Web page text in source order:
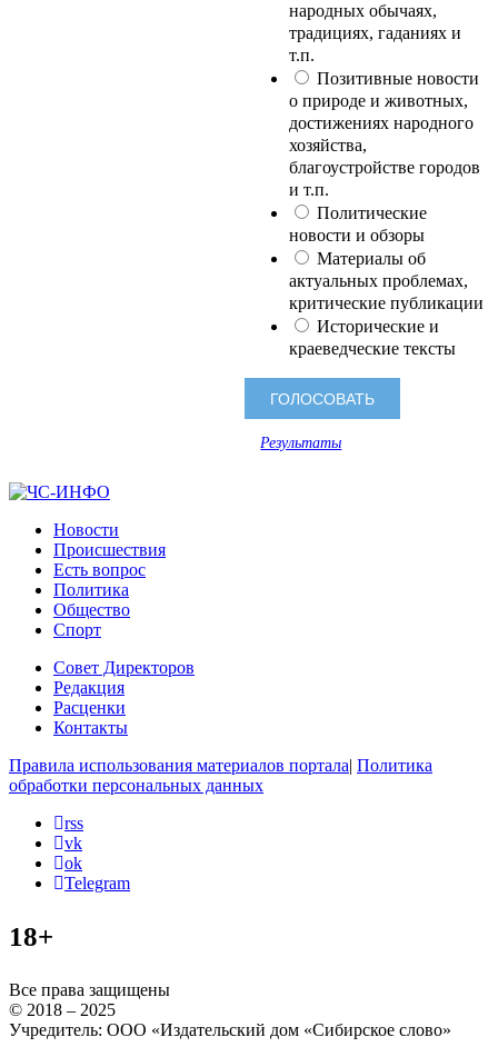
народных обычаях,
традициях, гаданиях и
т.п.
Позитивные новости
о природе и животных,
достижениях народного
хозяйства,
благоустройстве городов
и т.п.
Политические
новости и обзоры
Материалы об
актуальных проблемах,
критические публикации
Исторические и
краеведческие тексты
Результаты
Новости
Происшествия
Есть вопрос
Политика
Общество
Спорт
Совет Директоров
Редакция
Расценки
Контакты
Правила использования материалов портала| Политика
обработки персональных данных
rss
vk
ok
Telegram
18+
Все права защищены
© 2018 – 2025
Учредитель: ООО «Издательский дом «Сибирское слово»